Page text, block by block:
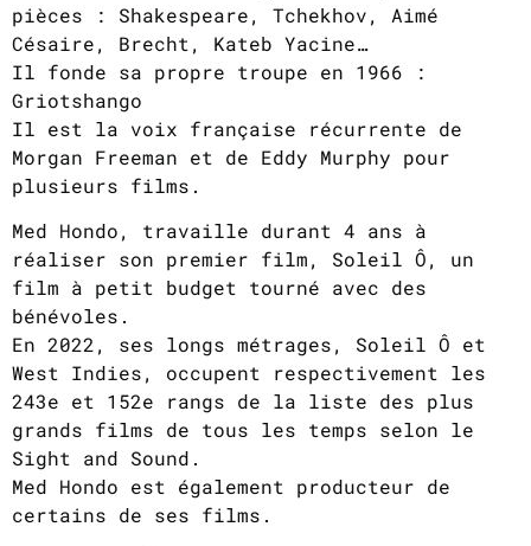
pièces : Shakespeare, Tchekhov, Aimé
Césaire, Brecht, Kateb Yacine…
Il fonde sa propre troupe en 1966 :
Griotshango
Il est la voix française récurrente de
Morgan Freeman et de Eddy Murphy pour
plusieurs films.
Med Hondo, travaille durant 4 ans à
réaliser son premier film, Soleil Ô, un
film à petit budget tourné avec des
bénévoles.
En 2022, ses longs métrages, Soleil Ô et
West Indies, occupent respectivement les
243e et 152e rangs de la liste des plus
grands films de tous les temps selon le
Sight and Sound.
Med Hondo est également producteur de
certains de ses films.